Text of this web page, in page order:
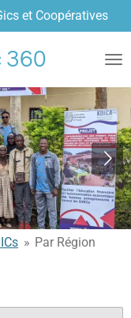
360
et Coopératives
» Par Région